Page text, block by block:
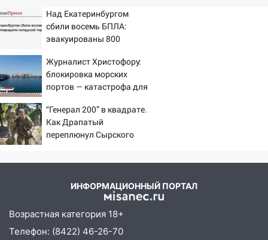
золота в составе сборной мира
В Ульяновске открыли памятную
доску декабристу Кондратию Рылееву
10:40
В Ульяновске спасатели ночью
нашли потерявшегося в заброшенных
садах 79-летнего мужчину
10:26
На нескольких улицах Ульяновска
временно отключили холодную воду
отправили в колонию на 7 и 8 лет
соседними Татарстаном и Саратовской
областью
Над Екатеринбургом
сбили восемь БПЛА:
эвакуированы 800
Журналист Христофору:
блокировка морских
портов — катастрофа для
“Генерал 200” в квадрате.
Как Драпатый
переплюнул Сырского
ИНФОРМАЦИОННЫЙ ПОРТАЛ
Возрастная категория 18+
Телефон: (8422) 46-26-70